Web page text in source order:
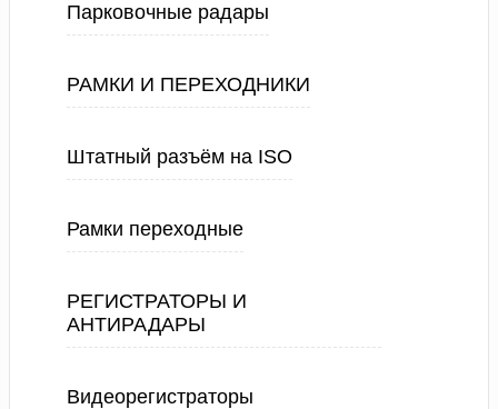
Парковочные радары
РАМКИ И ПЕРЕХОДНИКИ
Штатный разъём на ISO
Рамки переходные
РЕГИСТРАТОРЫ И
АНТИРАДАРЫ
Видеорегистраторы